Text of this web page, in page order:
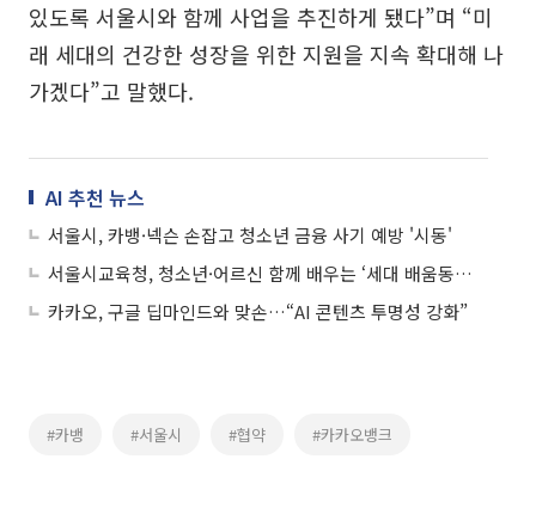
있도록 서울시와 함께 사업을 추진하게 됐다”며 “미
래 세대의 건강한 성장을 위한 지원을 지속 확대해 나
가겠다”고 말했다.
AI 추천 뉴스
서울시, 카뱅·넥슨 손잡고 청소년 금융 사기 예방 '시동'
서울시교육청, 청소년·어르신 함께 배우는 ‘세대 배움동행’ 운영
카카오, 구글 딥마인드와 맞손…“AI 콘텐츠 투명성 강화”
#카뱅 #서울시 #협약 #카카오뱅크